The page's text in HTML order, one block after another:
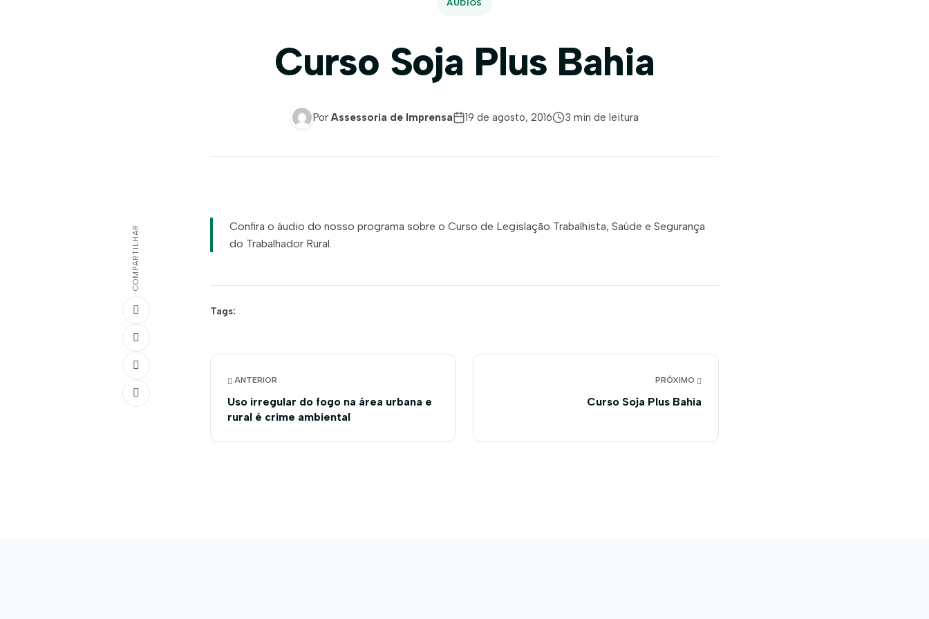
ÁUDIOS
Curso Soja Plus Bahia
Por Assessoria de Imprensa 19 de agosto, 2016 3 min de leitura
COMPARTILHAR
Confira o áudio do nosso programa sobre o Curso de Legislação Trabalhista, Saúde e Segurança
do Trabalhador Rural.
Tags:
ANTERIOR
Uso irregular do fogo na área urbana e
rural é crime ambiental
PRÓXIMO
Curso Soja Plus Bahia